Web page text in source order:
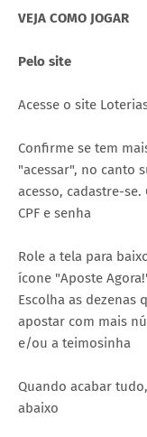
VEJA COMO JOGAR
Pelo site
Acesse o site
Confirme se tem
"acessar", no canto
acesso, cadastre-
CPF e senha
Role a tela para
ícone "Aposte
Escolha as dezenas
apostar com mais
e/ou a teimosinha
Quando acabar
abaixo